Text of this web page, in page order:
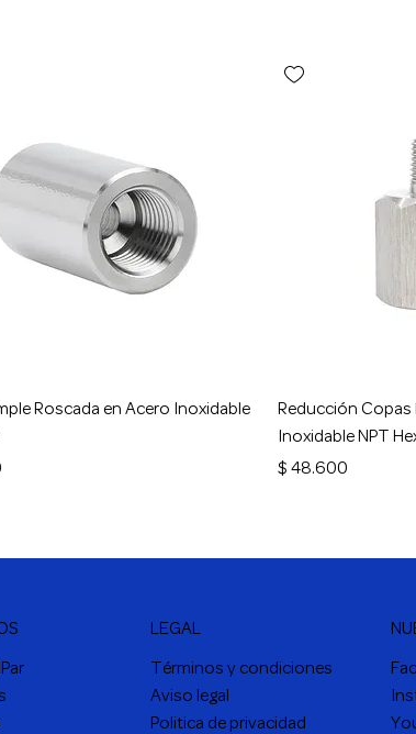
Vista rápida
Roscada en Acero Inoxidable
Reducción Copas
Inoxidable NPT
Precio
$ 48.600
LEGAL
Términos y condiciones
Aviso legal
Politica de privacidad